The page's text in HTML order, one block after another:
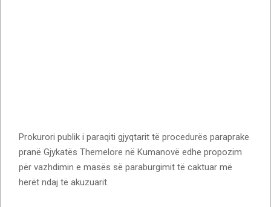
Prokurori publik i paraqiti gjyqtarit të procedurës paraprake
pranë Gjykatës Themelore në Kumanovë edhe propozim
për vazhdimin e masës së paraburgimit të caktuar më
herët ndaj të akuzuarit.